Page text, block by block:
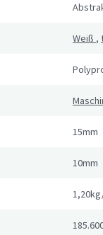
Weiß ,
15mm
10mm